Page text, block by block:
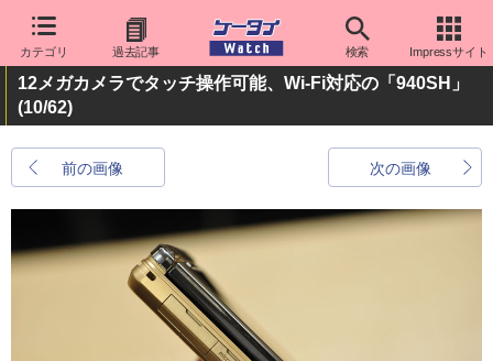
カテゴリ 過去記事 検索 Impressサイト
12メガカメラでタッチ操作可能、Wi-Fi対応の「940SH」
(10/62)
前の画像 次の画像